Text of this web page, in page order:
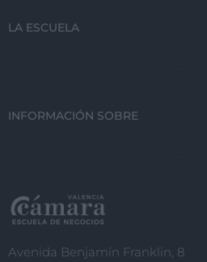
LA ESCUELA
INFORMACIÓN SOBRE
Avenida Benjamín Franklin, 8